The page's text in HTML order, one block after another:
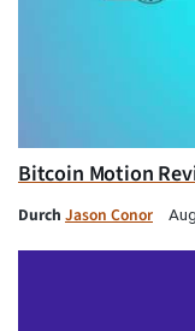
Bitcoin Motion
Durch Jason Conor